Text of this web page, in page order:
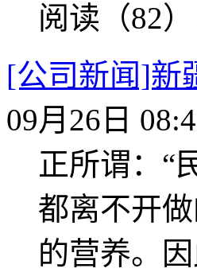
阅读（82）
[公司新闻]新
09月26日
正所谓：“
都离不开
的营养。